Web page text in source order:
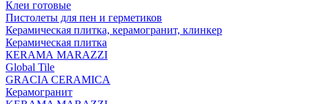
Клеи готовые
Пистолеты для пен и герметиков
Керамическая плитка, керамогранит, клинкер
Керамическая плитка
КЕRАМА MARAZZI
Global Tile
GRACIA CERAMICA
Керамогранит